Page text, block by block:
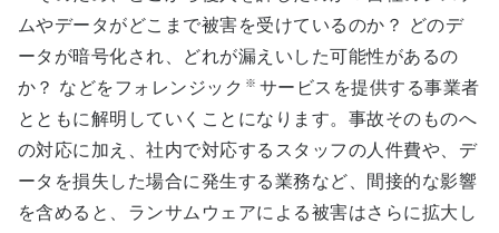
ムやデータがどこまで被害を受けているのか？ どのデ
ータが暗号化され、どれが漏えいした可能性があるの
か？ などをフォレンジック ※ サービスを提供する事業者
とともに解明していくことになります。事故そのものへ
の対応に加え、社内で対応するスタッフの人件費や、デ
ータを損失した場合に発生する業務など、間接的な影響
を含めると、ランサムウェアによる被害はさらに拡大し